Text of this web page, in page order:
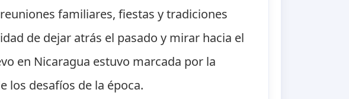
familiares, fiestas y tradiciones
de dejar atrás el pasado y mirar hacia el
en Nicaragua estuvo marcada por la
los desafíos de la época.